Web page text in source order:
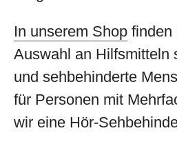
In unserem Shop finden
Auswahl an Hilfsmitteln
und sehbehinderte
für Personen mit
wir eine Hör-